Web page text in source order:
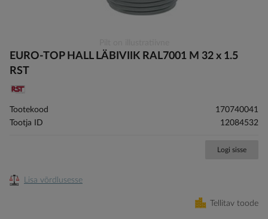
to
the
of
images
gallery
EURO-TOP HALL LÄBIVIIK RAL7001 M 32 x 1.5
RST
Tootekood
170740041
Tootja ID
12084532
Logi sisse
Lisa võrdlusesse
Tellitav toode